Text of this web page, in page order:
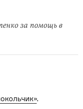
за помощь в
.